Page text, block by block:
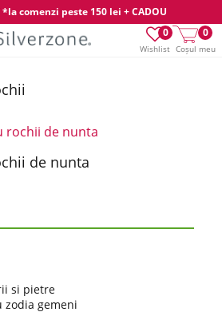
comenzi peste 150 lei + CADOU
Wishlist
0
Coșul meu
0
de nunta
si pietre
zodia gemeni